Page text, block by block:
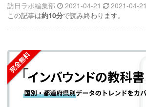
記
事
シ
ェ
ア
す
記
事
シ
ェ
ア
す
な
ブ
ク
マ
ー
ク
訪日ラボ編集部 2021-04-21
2021-04-21
この記事は約10分で読み終わります。